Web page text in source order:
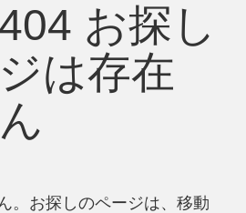
お探し
は存在
。お探しのページは、移動